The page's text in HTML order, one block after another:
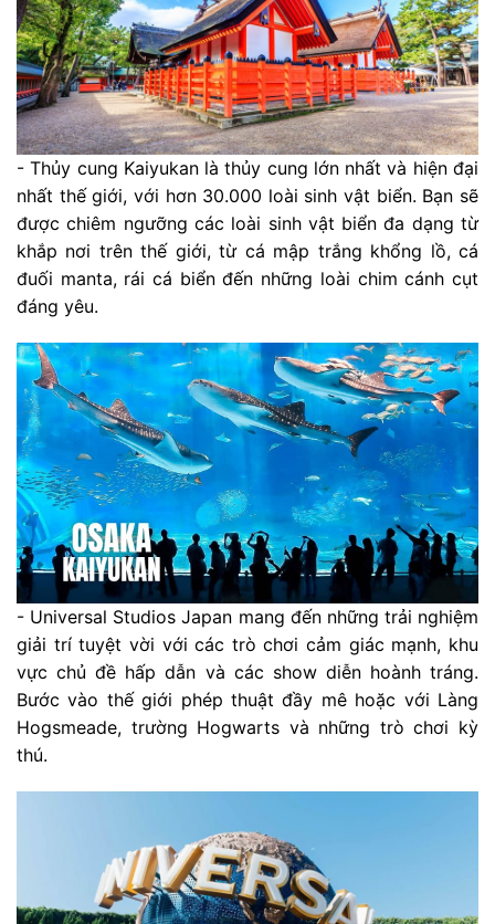
- Thủy cung Kaiyukan là thủy cung lớn nhất và hiện đại
nhất thế giới, với hơn 30.000 loài sinh vật biển. Bạn sẽ
được chiêm ngưỡng các loài sinh vật biển đa dạng từ
khắp nơi trên thế giới, từ cá mập trắng khổng lồ, cá
đuối manta, rái cá biển đến những loài chim cánh cụt
đáng yêu.
- Universal Studios Japan mang đến những trải nghiệm
giải trí tuyệt vời với các trò chơi cảm giác mạnh, khu
vực chủ đề hấp dẫn và các show diễn hoành tráng.
Bước vào thế giới phép thuật đầy mê hoặc với Làng
Hogsmeade, trường Hogwarts và những trò chơi kỳ
thú.